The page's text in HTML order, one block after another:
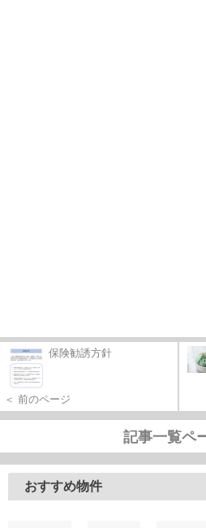
保険勧誘方針
＜ 前のページ
記事一覧ペ
おすすめ物件